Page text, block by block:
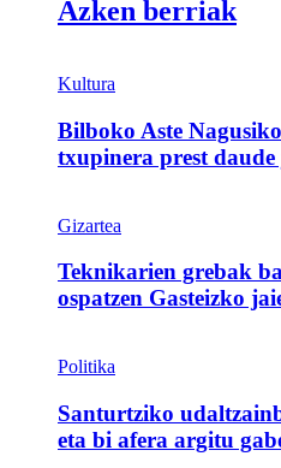
Azken berriak
Kultura
Bilboko Aste
txupinera prest
Gizartea
Teknikarien grebak
ospatzen Gasteizko
Politika
Santurtziko
eta bi afera argitu